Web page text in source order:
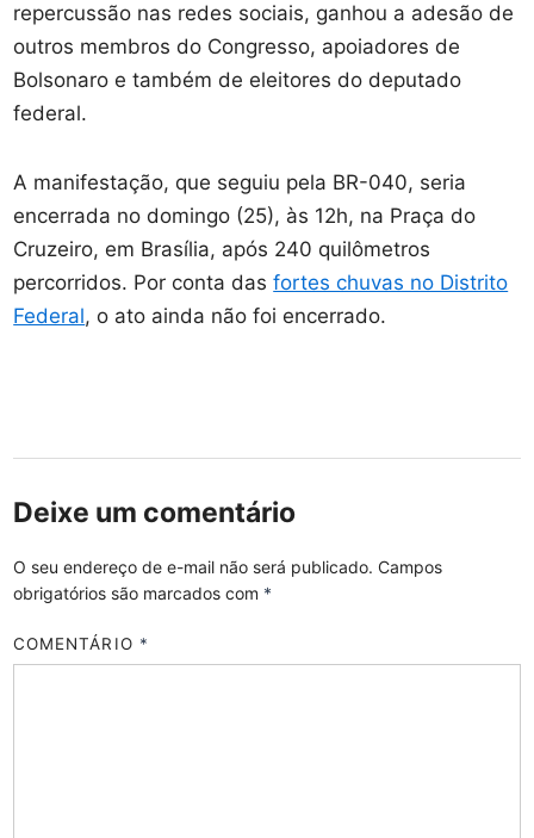
repercussão nas redes sociais, ganhou a adesão de
outros membros do Congresso, apoiadores de
Bolsonaro e também de eleitores do deputado
federal.
A manifestação, que seguiu pela BR-040, seria
encerrada no domingo (25), às 12h, na Praça do
Cruzeiro, em Brasília, após 240 quilômetros
percorridos. Por conta dasfortes chuvas no Distrito
Federal, o ato ainda não foi encerrado.
Deixe um comentário
O seu endereço de e-mail não será publicado. Campos
obrigatórios são marcados com *
COMENTÁRIO *